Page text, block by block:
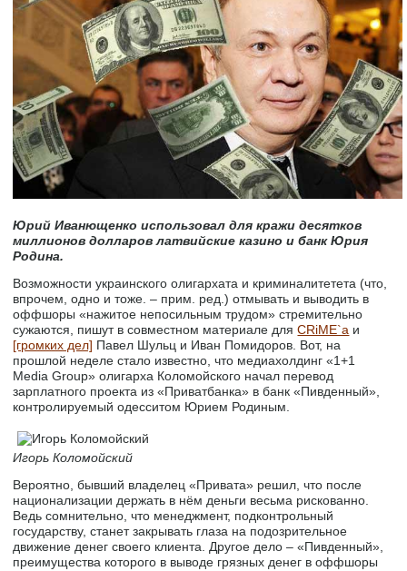
Юрий Иванющенко использовал для кражи десятков
миллионов долларов латвийские казино и банк Юрия
Родина.
Возможности украинского олигархата и криминалитетета (что,
впрочем, одно и тоже. – прим. ред.) отмывать и выводить в
оффшоры «нажитое непосильным трудом» стремительно
сужаются, пишут в совместном материале дляCRiME`а и
[громких дел] Павел Шульц и Иван Помидоров. Вот, на
прошлой неделе стало известно, что медиахолдинг «1+1
Media Group» олигарха Коломойского начал перевод
зарплатного проекта из «Приватбанка» в банк «Пивденный»,
контролируемый одесситом Юрием Родиным.
Игорь Коломойский
Вероятно, бывший владелец «Привата» решил, что после
национализации держать в нём деньги весьма рискованно.
Ведь сомнительно, что менеджмент, подконтрольный
государству, станет закрывать глаза на подозрительное
движение денег своего клиента. Другое дело – «Пивденный»,
преимущества которого в выводе грязных денег в оффшоры